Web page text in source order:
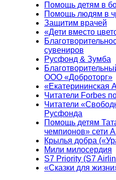
Помощь детям в
Помощь людям в
Защитим врачей
«Дети вместо
сувениров
Русфонд & Зумба
ООО «Доброторг»
«Екатерининская
Читатели Forbes
Читатели
Русфонда
Помощь детям
чемпионов» сети
Крылья добра
Мили милосердия
S7 Priority (S7
«Сказки для